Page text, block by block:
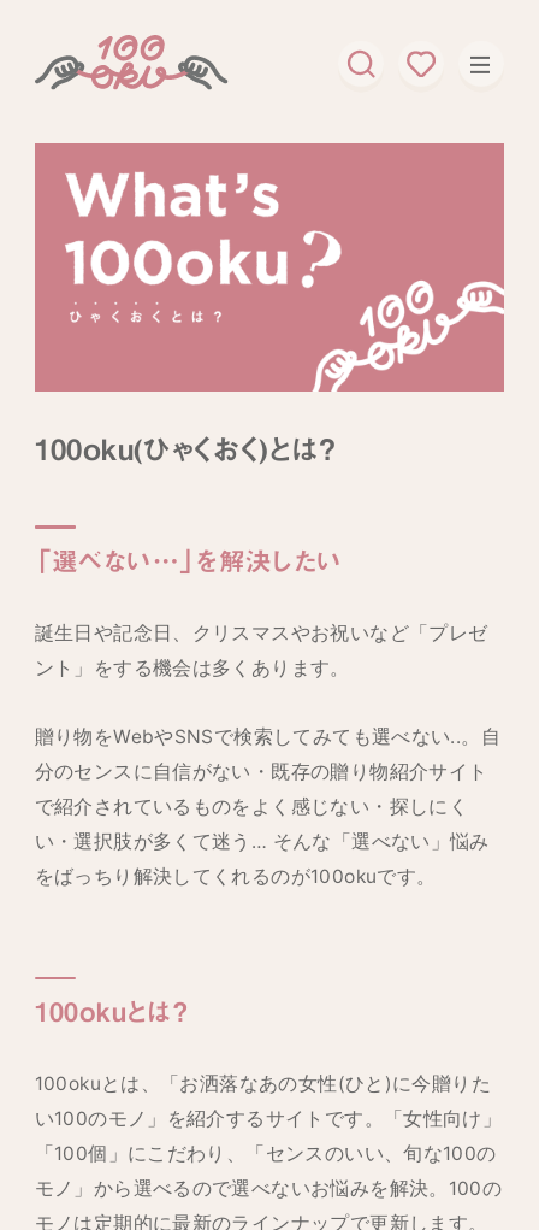
100oku(ひゃくおく)とは？
「選べない…」を解決したい
誕生日や記念日、クリスマスやお祝いなど「プレゼ
ント」をする機会は多くあります。
贈り物をWebやSNSで検索してみても選べない..。自
分のセンスに自信がない・既存の贈り物紹介サイト
で紹介されているものをよく感じない・探しにく
い・選択肢が多くて迷う… そんな「選べない」悩み
をばっちり解決してくれるのが100okuです。
100okuとは？
100okuとは、「お洒落なあの女性(ひと)に今贈りた
い100のモノ」を紹介するサイトです。「女性向け」
「100個」にこだわり、「センスのいい、旬な100の
モノ」から選べるので選べないお悩みを解決。100の
モノは定期的に最新のラインナップで更新します。